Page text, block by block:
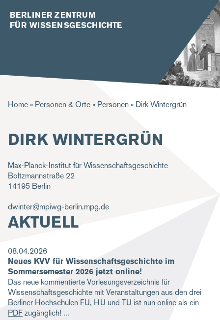
BERLINER ZENTRUM
FÜR WISSENSGESCHICHTE
P
a
n
a
v
i
g
a
t
i
o
n
Home Personen & Orte Personen Dirk Wintergrün
DIRK WINTERGRÜN
Max-Planck-Institut für Wissenschaftsgeschichte
Boltzmannstraße 22
14195 Berlin
dwinter@mpiwg-berlin.mpg.de
AKTUELL
08.04.2026
Neues KVV für Wissenschaftsgeschichte im
Sommersemester 2026 jetzt online!
Das neue kommentierte Vorlesungsverzeichnis für
Wissenschaftsgeschichte mit Veranstaltungen aus den drei
Berliner Hochschulen FU, HU und TU ist nun online als ein
PDFzugänglich!